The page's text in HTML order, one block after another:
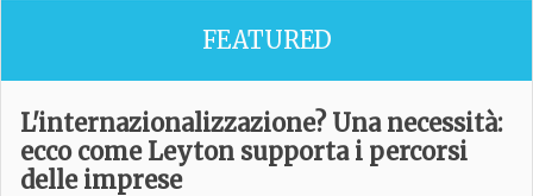
FEATURED
L'internazionalizzazione? Una necessità:
ecco come Leyton supporta i percorsi
delle imprese